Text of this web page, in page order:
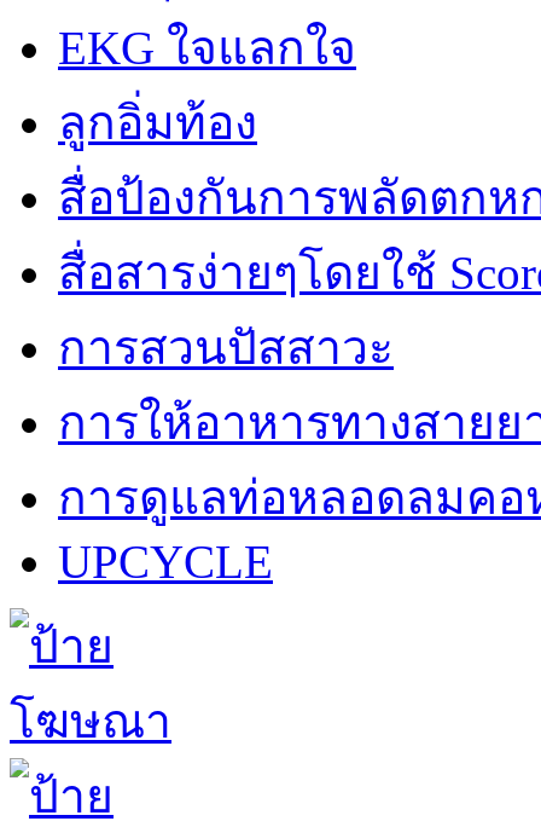
EKG ใจแลกใจ
ลูกอิ่มท้อง
สื่อป้องกันการพลัดตกห
สื่อสารง่ายๆโดยใช้
การสวนปัสสาวะ
การให้อาหารทางสายย
การดูแลท่อหลอดลมคอ
UPCYCLE